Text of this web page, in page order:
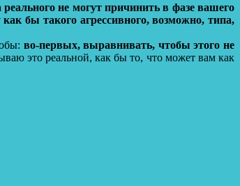
не могут причинить в фазе вашего
бы такого агрессивного, возможно, типа,
во-первых, выравнивать, чтобы этого не
это реальной, как бы то, что может вам как